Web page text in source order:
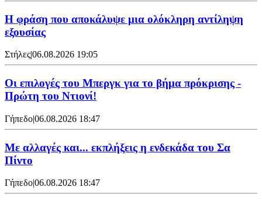
Η φράση που αποκάλυψε μια ολόκληρη αντίληψη
εξουσίας
Στήλες|06.08.2026 19:05
Οι επιλογές του Μπεργκ για το βήμα πρόκρισης -
Πρώτη του Ντιονί!
Γήπεδο|06.08.2026 18:47
Με αλλαγές και... εκπλήξεις η ενδεκάδα του Σα
Πίντο
Γήπεδο|06.08.2026 18:47